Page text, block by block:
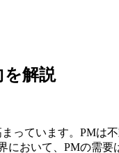
を解説
っています。PMは
おいて、PMの需要